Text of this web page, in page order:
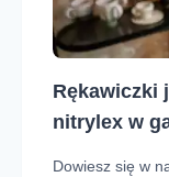
Rękawiczki
nitrylex w
Dowiesz się w